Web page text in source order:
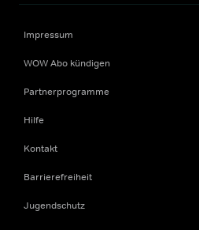
Impressum
WOW Abo kündigen
Partnerprogramme
Hilfe
Kontakt
Barrierefreiheit
Jugendschutz